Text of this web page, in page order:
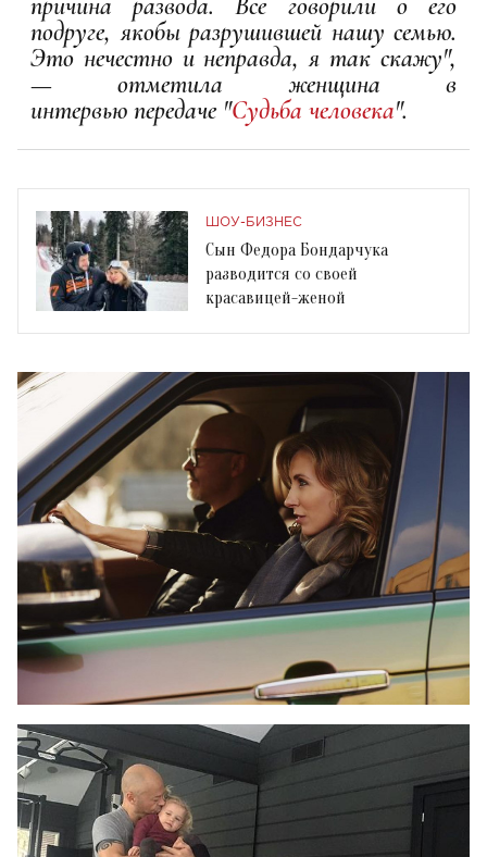
подруге, якобы разрушившей нашу семью.
Это нечестно и неправда, я так скажу",
— отметила женщина в
интервью передаче "Судьба человека".
ШОУ-БИЗНЕС
Сын Федора Бондарчука
разводится со своей
красавицей-женой